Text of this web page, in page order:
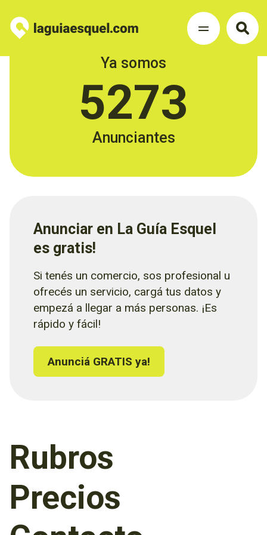
Ya somos
5273
Anunciantes
Anunciar en La Guía Esquel
es gratis!
Si tenés un comercio, sos profesional u
ofrecés un servicio, cargá tus datos y
empezá a llegar a más personas. ¡Es
rápido y fácil!
Anunciá GRATIS ya!
Rubros
Precios